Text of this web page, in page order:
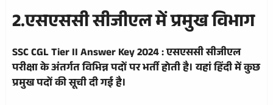
2.एसएससी सीजीएल में प्रमुख विभाग
SSC CGL Tier II Answer Key 2024 :एसएससी सीजीएल
परीक्षा के अंतर्गत विभिन्न पदों पर भर्ती होती है। यहां हिंदी में कुछ
प्रमुख पदों की सूची दी गई है।